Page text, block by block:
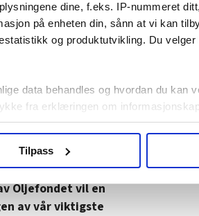
dine, f.eks. IP-nummeret
på enheten din, sånn at vi kan
og produktutvikling. Du
data behandles og hvordan du kan
fra erklæringen om
og fontene.no bruker
innhold, tilpassede annonser og
denne siden.
Tilpass
er
godt. Alle norske
Om de får én million på
lite dette er i forhold til
nå å ta noe bedre hånd
på staten.
seg i debatter om
Oljefondet vil en
av vår viktigste